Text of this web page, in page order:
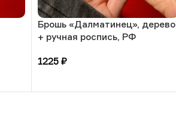
Брошь «Далматинец», дерево
+ ручная роспись, РФ
1225₽